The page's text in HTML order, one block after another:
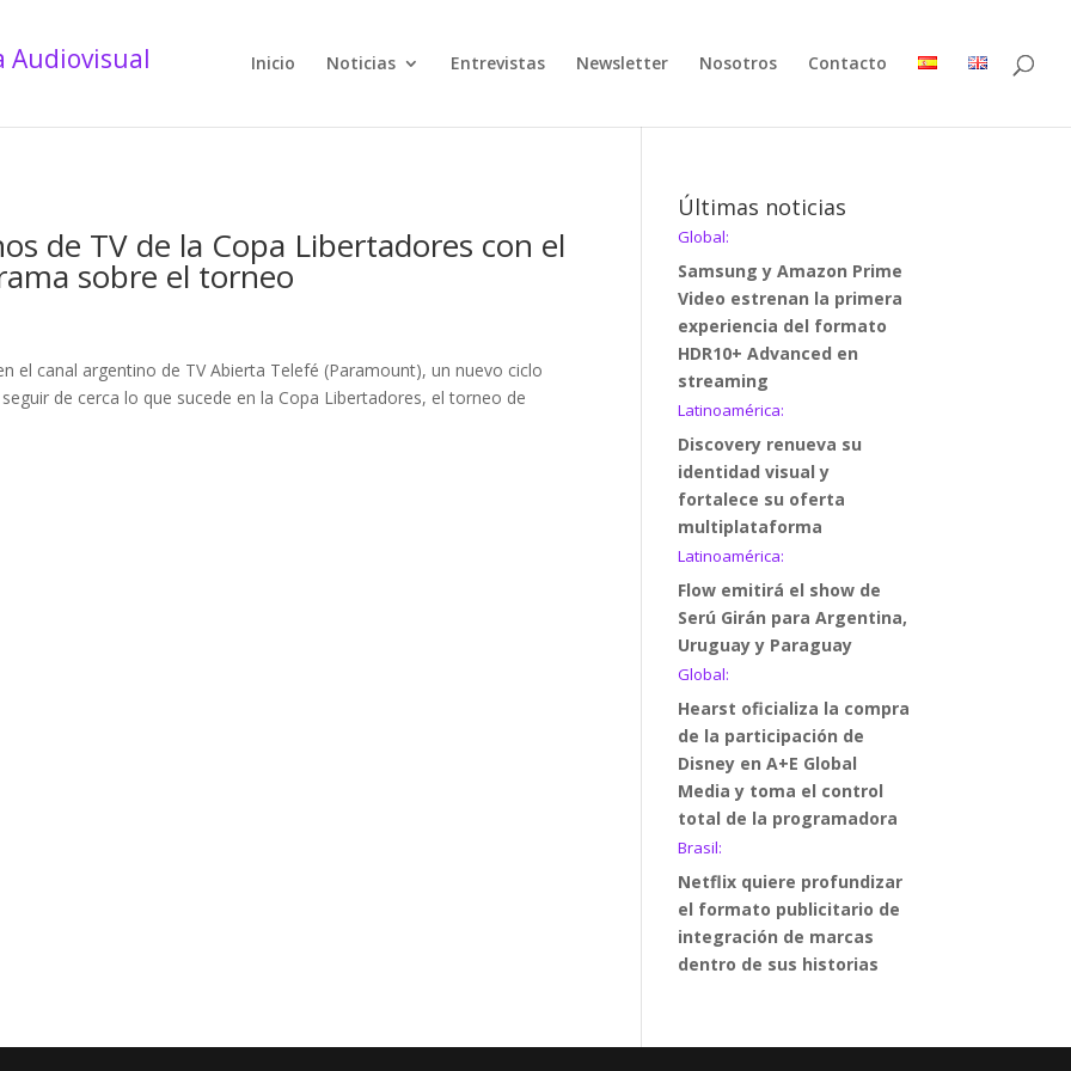
Inicio Noticias Entrevistas Newsletter Nosotros Contacto
de TV de la Copa Libertadores con el
sobre el torneo
el canal argentino de TV Abierta Telefé (Paramount), un nuevo ciclo
de cerca lo que sucede en la Copa Libertadores, el torneo de
Últimas noticias
Global:
Samsung y Amazon Prime
Video estrenan la primera
experiencia del formato
HDR10+ Advanced en
streaming
Latinoamérica:
Discovery renueva su
identidad visual y
fortalece su oferta
multiplataforma
Latinoamérica:
Flow emitirá el show de
Serú Girán para Argentina,
Uruguay y Paraguay
Global:
Hearst oficializa la compra
de la participación de
Disney en A+E Global
Media y toma el control
total de la programadora
Brasil:
Netflix quiere profundizar
el formato publicitario de
integración de marcas
dentro de sus historias